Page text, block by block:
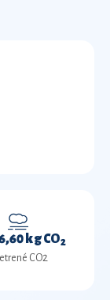
kg CO2
CO2